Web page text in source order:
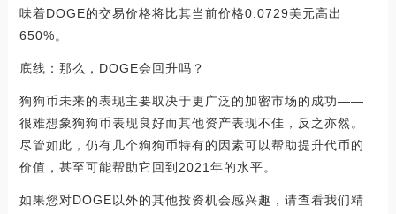
味着DOGE的交易价格将比其当前价格0.0729美元高出
650%。
底线：那么，DOGE会回升吗？
狗狗币未来的表现主要取决于更广泛的加密市场的成功——
很难想象狗狗币表现良好而其他资产表现不佳，反之亦然。
尽管如此，仍有几个狗狗币特有的因素可以帮助提升代币的
价值，甚至可能帮助它回到2021年的水平。
如果您对DOGE以外的其他投资机会感兴趣，请查看我们精